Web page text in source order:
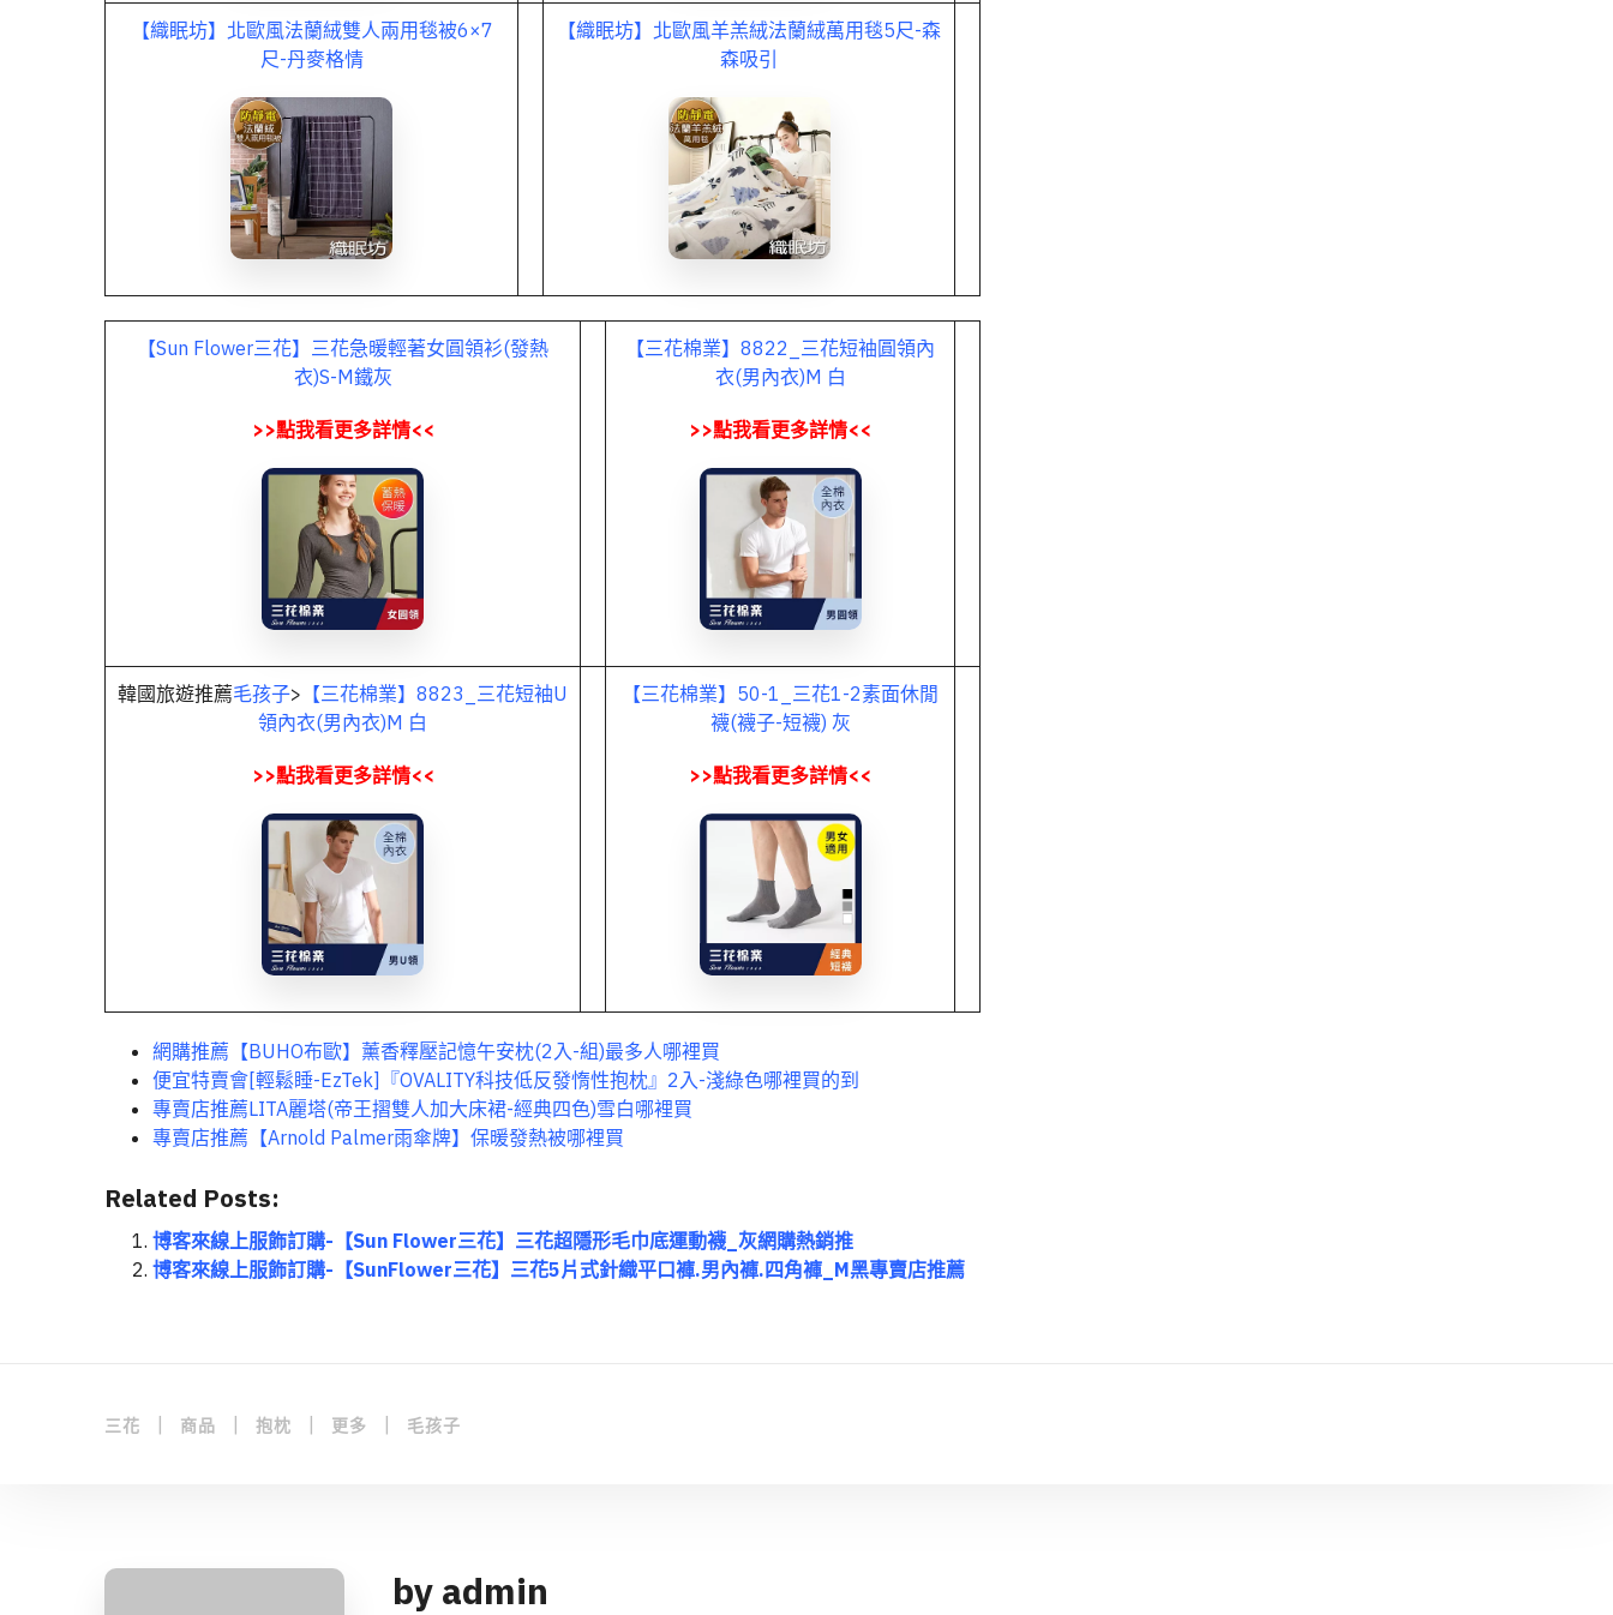
【織眠坊】北歐風法蘭絨雙人兩用毯被6×7
尺-丹麥格情
【織眠坊】北歐風羊羔絨法蘭絨萬用毯5尺-森
森吸引
【Sun Flower三花】三花急暖輕著女圓領衫(發熱
衣)S-M鐵灰
>>點我看更多詳情<<
【三花棉業】8822_三花短袖圓領內
衣(男內衣)M 白
>>點我看更多詳情<<
韓國旅遊推薦毛孩子> 【三花棉業】8823_三花短袖U
領內衣(男內衣)M 白
>>點我看更多詳情<<
【三花棉業】50-1_三花1-2素面休閒
襪(襪子-短襪) 灰
>>點我看更多詳情<<
網購推薦【BUHO布歐】薰香釋壓記憶午安枕(2入-組)最多人哪裡買
便宜特賣會[輕鬆睡-EzTek]『OVALITY科技低反發惰性抱枕』2入-淺綠色哪裡買的到
專賣店推薦LITA麗塔(帝王摺雙人加大床裙-經典四色)雪白哪裡買
專賣店推薦【Arnold Palmer雨傘牌】保暖發熱被哪裡買
Related Posts:
博客來線上服飾訂購-【Sun Flower三花】三花超隱形毛巾底運動襪_灰網購熱銷推
博客來線上服飾訂購-【SunFlower三花】三花5片式針織平口褲.男內褲.四角褲_M黑專賣店推薦
三花 商品 抱枕 更多 毛孩子
by admin